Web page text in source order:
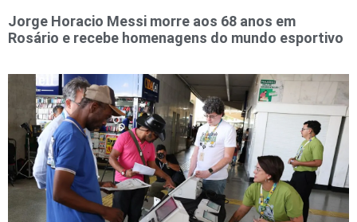
Jorge Horacio Messi morre aos 68 anos em
Rosário e recebe homenagens do mundo esportivo